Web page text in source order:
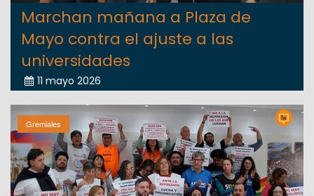
Marchan mañana a Plaza de
Mayo contra el ajuste a las
universidades
11 mayo 2026
Gremiales